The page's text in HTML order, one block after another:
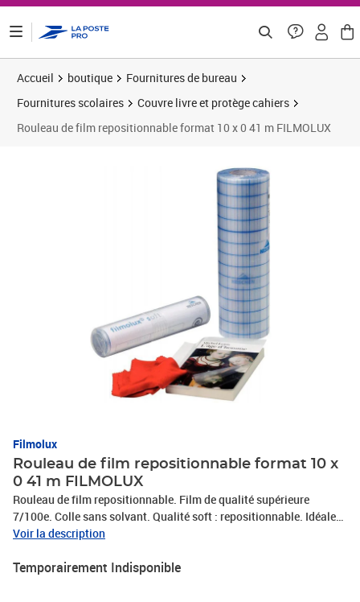
Accueil boutique
Fournitures de bureau
Fournitures scolaires
Couvre livre et protège cahiers
Rouleau de film repositionnable format 10 x 0 41 m FILMOLUX
Filmolux
Rouleau de film repositionnable format 10 x
0 41 m FILMOLUX
Rouleau de film repositionnable. Film de qualité supérieure
7/100e. Colle sans solvant. Qualité soft : repositionnable. Idéale
pour surfaces lisses : livres, plastification d'affiches. Dimensions :
Voir la description
Temporairement Indisponible